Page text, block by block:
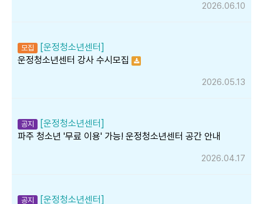
2026.06.10
모집
[운정청소년센터]
운정청소년센터 강사 수시모집
2026.05.13
공지
[운정청소년센터]
파주 청소년 '무료 이용' 가능! 운정청소년센터 공간 안내
2026.04.17
공지
[운정청소년센터]